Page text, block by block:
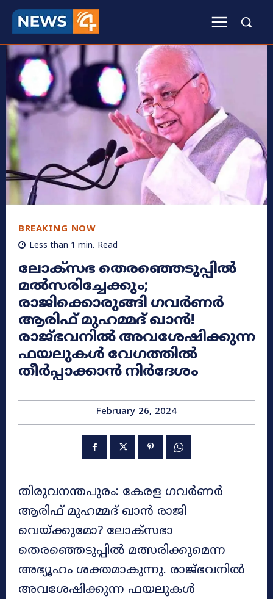
BREAKING NOW
Less than 1 min. Read
ലോക്സഭ തെരഞ്ഞെടുപ്പിൽ
മൽസരിച്ചേക്കും;
രാജിക്കൊരുങ്ങി ​ഗവർണർ
ആരിഫ് മുഹമ്മദ് ഖാൻ!
രാജ്ഭവനിൽ അവശേഷിക്കുന്ന
ഫയലുകൾ വേഗത്തിൽ
തീർപ്പാക്കാൻ നിർദേശം
February 26, 2024
തിരുവനന്തപുരം: കേരള ​ഗവർണർ
ആരിഫ് മുഹമ്മദ് ഖാൻ രാജി
വെയ്ക്കുമോ? ലോക്സഭാ
തെരഞ്ഞെടുപ്പിൽ മത്സരിക്കുമെന്ന
അഭ്യൂഹം ശക്തമാകുന്നു. രാജ്ഭവനിൽ
അവശേഷിക്കുന്ന ഫയലുകൾ